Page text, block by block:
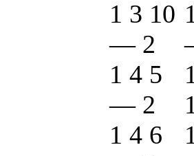
1 3 10
— 2
1 4 5
— 2
1 4 6